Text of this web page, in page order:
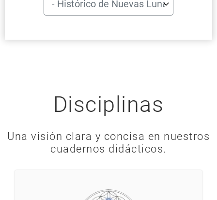
Disciplinas
Una visión clara y concisa en nuestros
cuadernos didácticos.